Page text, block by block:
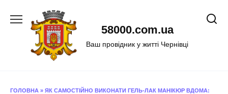
58000.com.ua
Ваш провідник у житті Чернівці
ГОЛОВНА » ЯК САМОСТІЙНО ВИКОНАТИ ГЕЛЬ-ЛАК МАНІКЮР ВДОМА: